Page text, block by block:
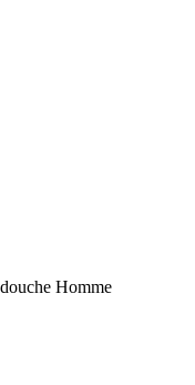
Homme